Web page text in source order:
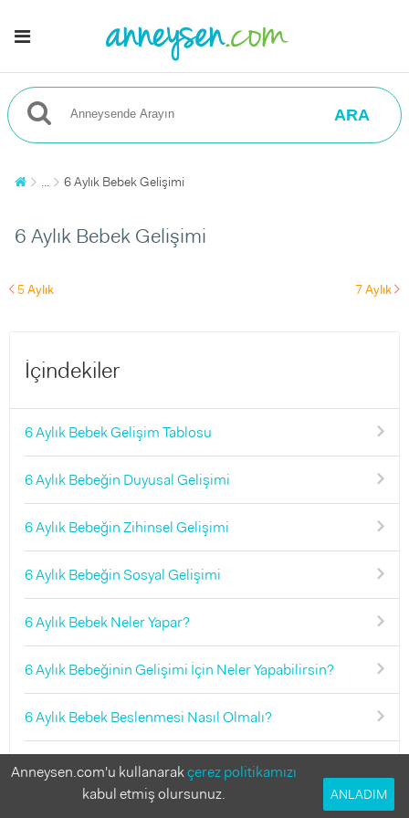
ARA
... 6 Aylık Bebek Gelişimi
6 Aylık Bebek Gelişimi
left 5Aylık 7Aylık right
İçindekiler
6 Aylık Bebek Gelişim Tablosu
6 Aylık Bebeğin Duyusal Gelişimi
6 Aylık Bebeğin Zihinsel Gelişimi
6 Aylık Bebeğin Sosyal Gelişimi
6 Aylık Bebek Neler Yapar?
6 Aylık Bebeğinin Gelişimi İçin Neler Yapabilirsin?
6 Aylık Bebek Beslenmesi Nasıl Olmalı?
6 Aylık Bebeğin Uyku Düzeni Nasıl Olmalı?
Anneysen.com'u kullanarakçerez politikamızı
kabul etmiş olursunuz.
ANLADIM